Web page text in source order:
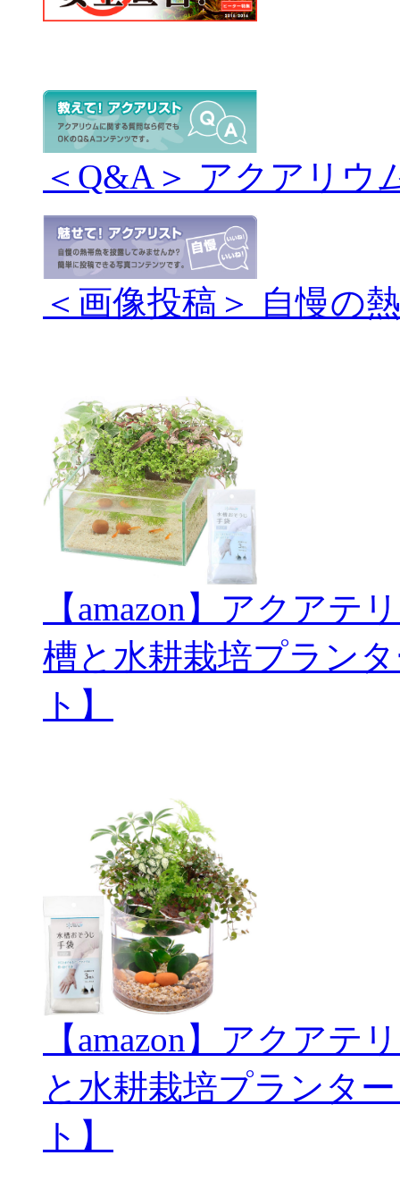
＜Q&A＞ アクアリウ
＜画像投稿＞ 自慢の
【amazon】アクアテ
槽と水耕栽培プラン
ト】
【amazon】アクアテ
と水耕栽培プランタ
ト】